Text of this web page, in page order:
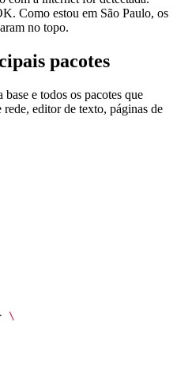
Como estou em São Paulo, os
no topo.
pacotes
e todos os pacotes que
editor de texto, páginas de